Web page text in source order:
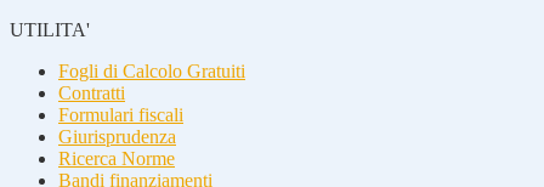
UTILITA'
Fogli di Calcolo Gratuiti
Contratti
Formulari fiscali
Giurisprudenza
Ricerca Norme
Bandi finanziamenti